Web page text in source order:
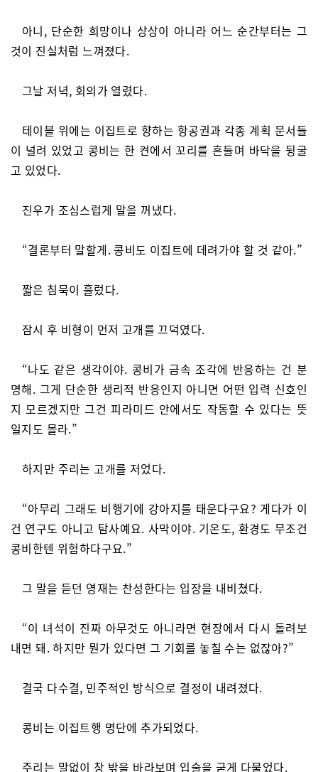
아니, 단순한 희망이나 상상이 아니라 어느 순간부터는 그
것이 진실처럼 느껴졌다.
그날 저녁, 회의가 열렸다.
테이블 위에는 이집트로 향하는 항공권과 각종 계획 문서들
이 널려 있었고 콩비는 한 켠에서 꼬리를 흔들며 바닥을 뒹굴
고 있었다.
진우가 조심스럽게 말을 꺼냈다.
“결론부터 말할게. 콩비도 이집트에 데려가야 할 것 같아.”
짧은 침묵이 흘렀다.
잠시 후 비형이 먼저 고개를 끄덕였다.
“나도 같은 생각이야. 콩비가 금속 조각에 반응하는 건 분
명해. 그게 단순한 생리적 반응인지 아니면 어떤 입력 신호인
지 모르겠지만 그건 피라미드 안에서도 작동할 수 있다는 뜻
일지도 몰라.”
하지만 주리는 고개를 저었다.
“아무리 그래도 비행기에 강아지를 태운다구요? 게다가 이
건 연구도 아니고 탐사예요. 사막이야. 기온도, 환경도 무조건
콩비한텐 위험하다구요.”
그 말을 듣던 영재는 찬성한다는 입장을 내비쳤다.
“이 녀석이 진짜 아무것도 아니라면 현장에서 다시 돌려보
내면 돼. 하지만 뭔가 있다면 그 기회를 놓칠 수는 없잖아?”
결국 다수결, 민주적인 방식으로 결정이 내려졌다.
콩비는 이집트행 명단에 추가되었다.
주리는 말없이 창 밖을 바라보며 입술을 굳게 다물었다.